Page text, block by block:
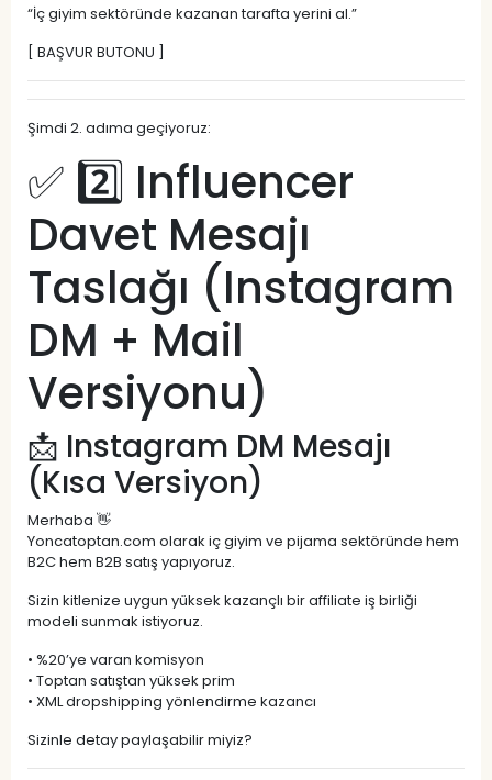
“İç giyim sektöründe kazanan tarafta yerini al.”
[ BAŞVUR BUTONU ]
Şimdi 2. adıma geçiyoruz:
✅ 2️⃣ Influencer
Davet Mesajı
Taslağı (Instagram
DM + Mail
Versiyonu)
📩 Instagram DM Mesajı
(Kısa Versiyon)
Merhaba 👋
Yoncatoptan.com olarak iç giyim ve pijama sektöründe hem
B2C hem B2B satış yapıyoruz.
Sizin kitlenize uygun yüksek kazançlı bir affiliate iş birliği
modeli sunmak istiyoruz.
• %20’ye varan komisyon
• Toptan satıştan yüksek prim
• XML dropshipping yönlendirme kazancı
Sizinle detay paylaşabilir miyiz?